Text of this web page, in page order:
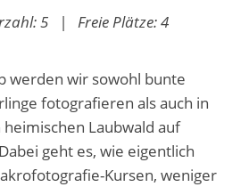
5 | Freie Plätze: 4
werden wir sowohl bunte
fotografieren als auch in
Laubwald auf
geht es, wie eigentlich
Kursen, weniger